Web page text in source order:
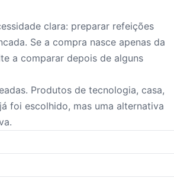
clara: preparar refeições
Se a compra nasce apenas da
a comparar depois de alguns
Produtos de tecnologia, casa,
foi escolhido, mas uma alternativa